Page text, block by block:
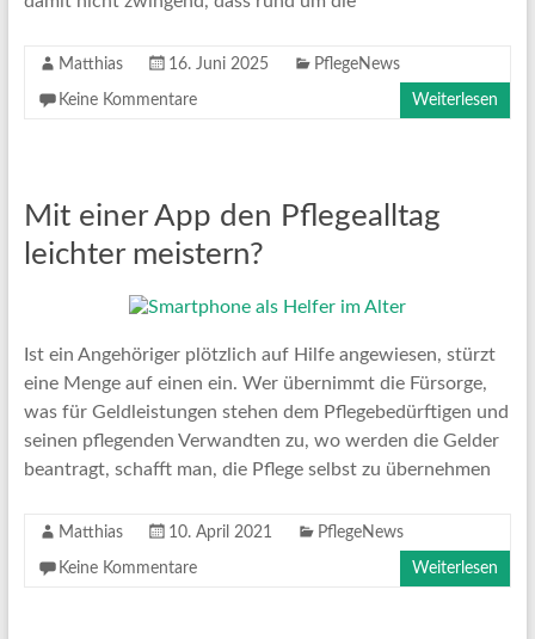
Matthias 16. Juni 2025 PflegeNews
Keine Kommentare Weiterlesen
Mit einer App den Pflegealltag
leichter meistern?
Ist ein Angehöriger plötzlich auf Hilfe angewiesen, stürzt
eine Menge auf einen ein. Wer übernimmt die Fürsorge,
was für Geldleistungen stehen dem Pflegebedürftigen und
seinen pflegenden Verwandten zu, wo werden die Gelder
beantragt, schafft man, die Pflege selbst zu übernehmen
Matthias 10. April 2021 PflegeNews
Keine Kommentare Weiterlesen